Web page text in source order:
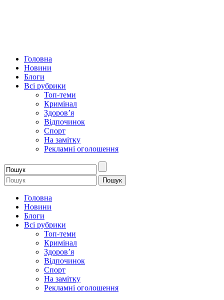
Головна
Новини
Блоги
Всі рубрики
Топ-теми
Кримінал
Здоров’я
Відпочинок
Спорт
На замітку
Рекламні оголошення
Головна
Новини
Блоги
Всі рубрики
Топ-теми
Кримінал
Здоров’я
Відпочинок
Спорт
На замітку
Рекламні оголошення